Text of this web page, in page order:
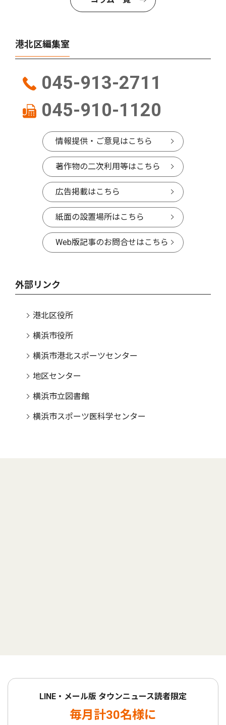
港北区編集室
045-913-2711
045-910-1120
情報提供・ご意見はこちら
著作物の二次利用等はこちら
広告掲載はこちら
紙面の設置場所はこちら
Web版記事のお問合せはこちら
外部リンク
港北区役所
横浜市役所
横浜市港北スポーツセンター
地区センター
横浜市立図書館
横浜市スポーツ医科学センター
LINE・メール版 タウンニュース読者限定
毎月計30名様に